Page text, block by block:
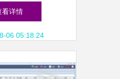
策、图谱、布
深度解析
看详情
06 05:18:24